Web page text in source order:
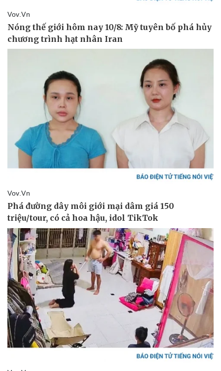
Lịch thi đấu bóng đá
Thế giới thể thao
eSports
Hậu trường
Xe máy
Tư vấn